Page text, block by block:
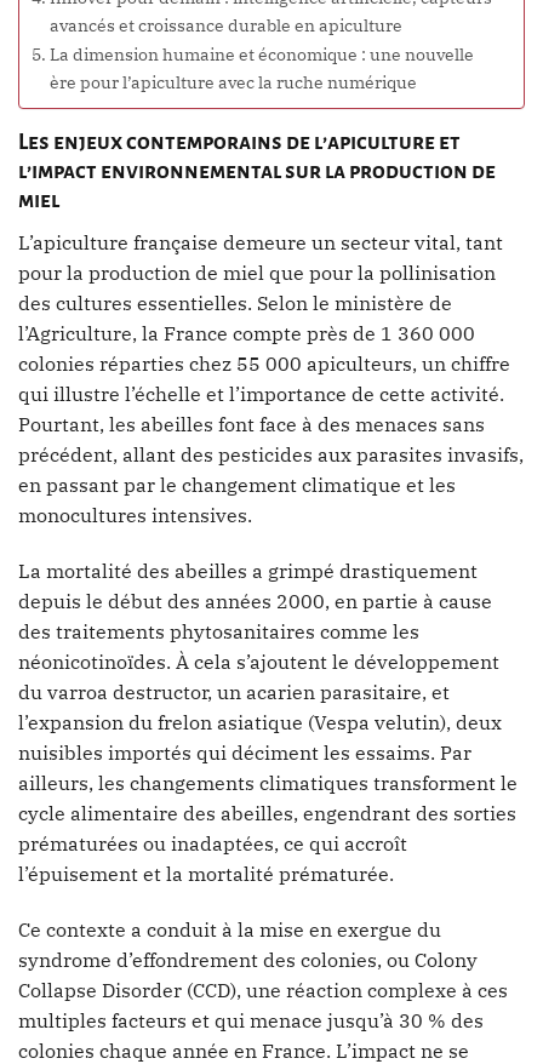
avancés et croissance durable en apiculture
La dimension humaine et économique : une nouvelle
ère pour l’apiculture avec la ruche numérique
Les enjeux contemporains de l’apiculture et
l’impact environnemental sur la production de
miel
L’apiculture française demeure un secteur vital, tant
pour la production de miel que pour la pollinisation
des cultures essentielles. Selon le ministère de
l’Agriculture, la France compte près de 1 360 000
colonies réparties chez 55 000 apiculteurs, un chiffre
qui illustre l’échelle et l’importance de cette activité.
Pourtant, les abeilles font face à des menaces sans
précédent, allant des pesticides aux parasites invasifs,
en passant par le changement climatique et les
monocultures intensives.
La mortalité des abeilles a grimpé drastiquement
depuis le début des années 2000, en partie à cause
des traitements phytosanitaires comme les
néonicotinoïdes. À cela s’ajoutent le développement
du varroa destructor, un acarien parasitaire, et
l’expansion du frelon asiatique (Vespa velutin), deux
nuisibles importés qui déciment les essaims. Par
ailleurs, les changements climatiques transforment le
cycle alimentaire des abeilles, engendrant des sorties
prématurées ou inadaptées, ce qui accroît
l’épuisement et la mortalité prématurée.
Ce contexte a conduit à la mise en exergue du
syndrome d’effondrement des colonies, ou Colony
Collapse Disorder (CCD), une réaction complexe à ces
multiples facteurs et qui menace jusqu’à 30 % des
colonies chaque année en France. L’impact ne se